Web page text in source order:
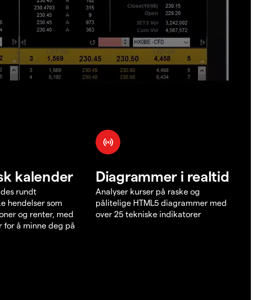
kalender
rundt
hendelser som
og renter, med
for å minne deg på
Diagrammer i realtid
Analyser kurser på raske og
pålitelige HTML5 diagrammer med
over 25 tekniske indikatorer